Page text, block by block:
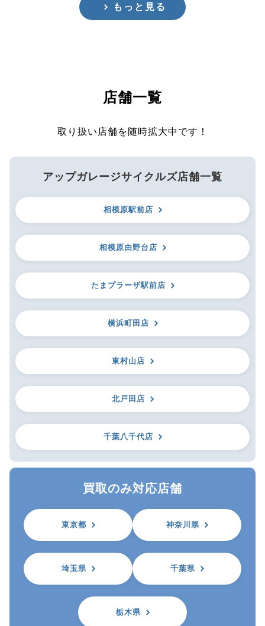
もっと見る
店舗一覧
取り扱い店舗を随時拡大中です！
アップガレージサイクルズ店舗一覧
相模原駅前店
相模原由野台店
たまプラーザ駅前店
横浜町田店
東村山店
北戸田店
千葉八千代店
買取のみ対応店舗
東京都 神奈川県
埼玉県 千葉県
栃木県